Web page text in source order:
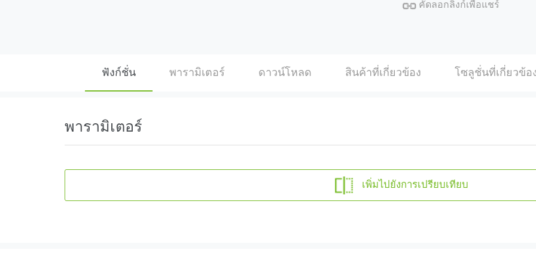
คัดลอกลิงก์เพื่อแชร์
ฟังก์ชั่น พารามิเตอร์ ดาวน์โหลด สินค้าที่เกี่ยวข้อง โซลูชั่นที่เกี่ยวข้อ
พารามิเตอร์
เพิ่มไปยังการเปรียบเทียบ